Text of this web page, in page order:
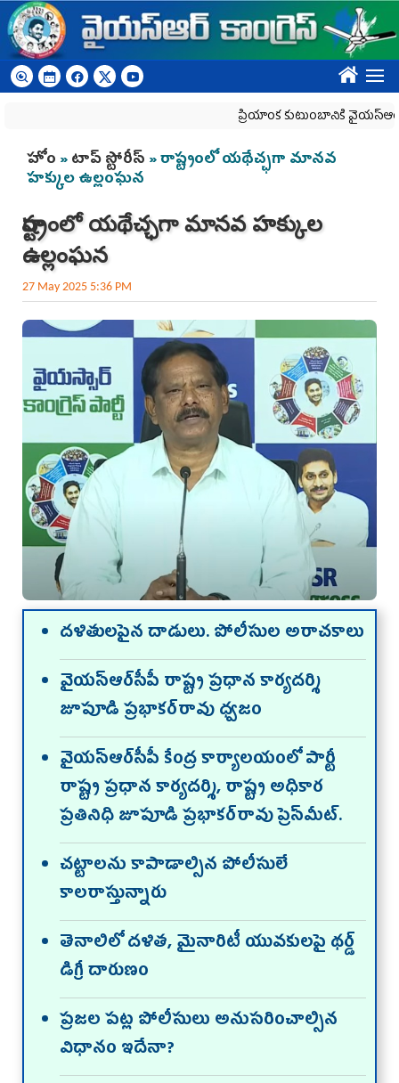
Skip to main content
????
ప్రియాంక కుటుంబానికి వైయ‌స్ఆర్‌సీపీ
You are here
హోం »టాప్ స్టోరీస్ » రాష్ట్రంలో యథేచ్ఛగా మానవ
హక్కుల ఉల్లంఘన
రాష్ట్రంలో యథేచ్ఛగా మానవ హక్కుల
ఉల్లంఘన
27 May 2025 5:36 PM
దళితులపైన దాడులు. పోలీసుల అరాచకాలు
వైయ‌స్ఆర్‌సీపీ రాష్ట్ర ప్రధాన కార్యదర్శి
జూపూడి ప్రభాకర్‌రావు ధ్వజం
వైయ‌స్ఆర్‌సీపీ కేంద్ర కార్యాలయంలో పార్టీ
రాష్ట్ర ప్రధాన కార్యదర్శి, రాష్ట్ర అధికార
ప్రతినిధి జూపూడి ప్రభాకర్‌రావు ప్రెస్‌మీట్‌.
చట్టాలను కాపాడాల్సిన పోలీసులే
కాలరాస్తున్నారు
తెనాలిలో దళిత, మైనారిటీ యువకులపై థర్డ్‌
డిగ్రీ దారుణం
ప్రజల పట్ల పోలీసులు అనుసరించాల్సిన
విధానం ఇదేనా?